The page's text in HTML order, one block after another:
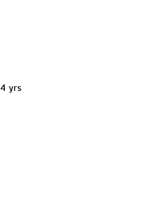
4 yrs